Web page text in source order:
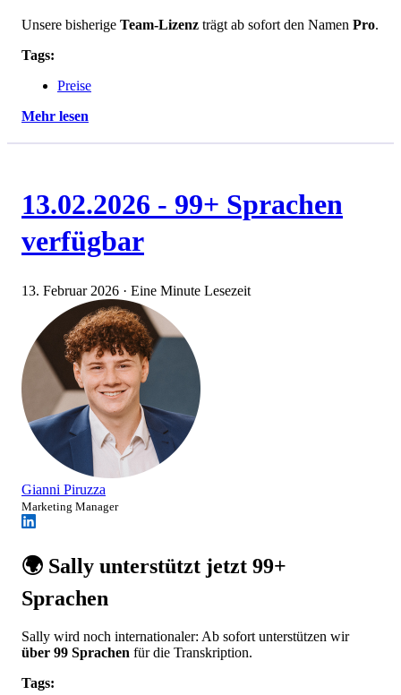
Unsere bisherige Team-Lizenz trägt ab sofort den Namen Pro.
Tags:
Preise
Mehr lesen
13.02.2026 - 99+ Sprachen
verfügbar
13. Februar 2026 · Eine Minute Lesezeit
Gianni Piruzza
Marketing Manager
🌍 Sally unterstützt jetzt 99+
Sprachen
Sally wird noch internationaler: Ab sofort unterstützen wir
über 99 Sprachen für die Transkription.
Tags: